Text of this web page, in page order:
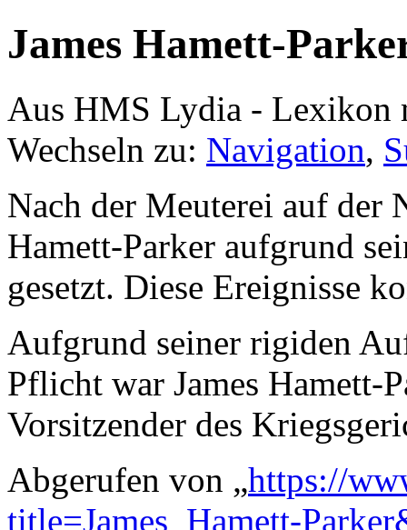
James Hamett-
Aus HMS Lydia - Lexikon
Wechseln zu: Navigation,
Nach der Meuterei auf der
Hamett-Parker aufgrund
gesetzt. Diese Ereignisse
Aufgrund seiner rigiden
Pflicht war James Hamett-
Vorsitzender des
Abgerufen von „https://
title=James_Hamett-